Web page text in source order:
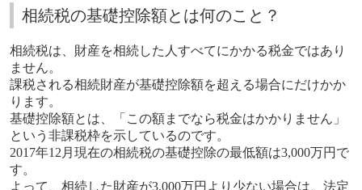
相続税の基礎控除額とは何のこと？
相続税は、財産を相続した人すべてにかかる税金ではあり
ません。
課税される相続財産が基礎控除額を超える場合にだけかか
ります。
基礎控除額とは、「この額までなら税金はかかりません」
という非課税枠を示しているのです。
2017年12月現在の相続税の基礎控除の最低額は3,000万円で
す。
よって、相続した財産が3,000万円より少ない場合は、法定